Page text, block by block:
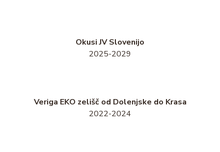
Okusi JV Slovenijo
2025-2029
Veriga EKO zelišč od Dolenjske do Krasa
2022-2024